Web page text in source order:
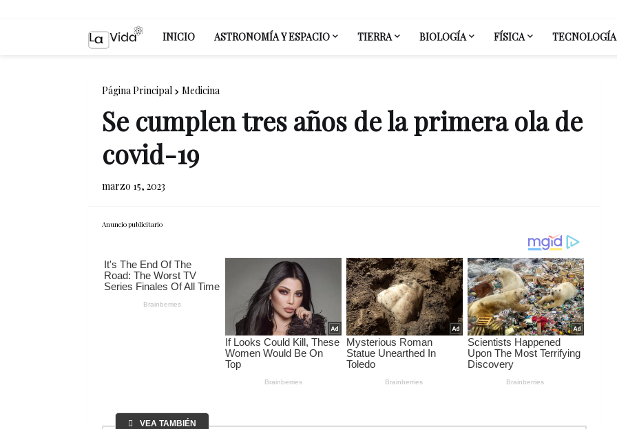
INICIO ASTRONOMÍA Y ESPACIO TIERRA BIOLOGÍA FÍSICA TECNOLOGÍA
Página Principal Medicina
Se cumplen tres años de la primera ola de
covid-19
marzo 15, 2023
Anuncio publicitario
VEA TAMBIÉN